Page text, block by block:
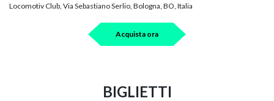
Locomotiv Club, Via Sebastiano Serlio, Bologna, BO, Italia
Acquista ora
BIGLIETTI